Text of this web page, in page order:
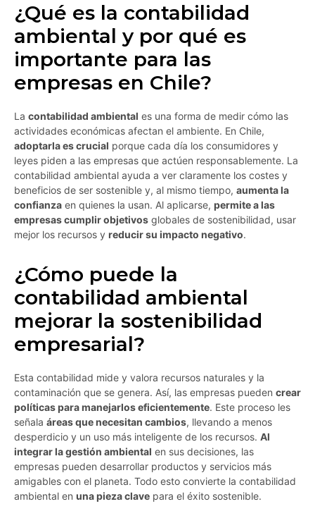
¿Qué es la contabilidad
ambiental y por qué es
importante para las
empresas en Chile?
La contabilidad ambiental es una forma de medir cómo las
actividades económicas afectan el ambiente. En Chile,
adoptarla es crucial porque cada día los consumidores y
leyes piden a las empresas que actúen responsablemente. La
contabilidad ambiental ayuda a ver claramente los costes y
beneficios de ser sostenible y, al mismo tiempo, aumenta la
confianza en quienes la usan. Al aplicarse, permite a las
empresas cumplir objetivos globales de sostenibilidad, usar
mejor los recursos y reducir su impacto negativo.
¿Cómo puede la
contabilidad ambiental
mejorar la sostenibilidad
empresarial?
Esta contabilidad mide y valora recursos naturales y la
contaminación que se genera. Así, las empresas pueden crear
políticas para manejarlos eficientemente. Este proceso les
señala áreas que necesitan cambios, llevando a menos
desperdicio y un uso más inteligente de los recursos. Al
integrar la gestión ambiental en sus decisiones, las
empresas pueden desarrollar productos y servicios más
amigables con el planeta. Todo esto convierte la contabilidad
ambiental en una pieza clave para el éxito sostenible.